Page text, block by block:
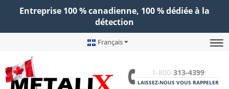
Entreprise 100 % canadienne, 100 % dédiée à la
détection
Français
1-800-313-4399
LAISSEZ-NOUS VOUS RAPPELER